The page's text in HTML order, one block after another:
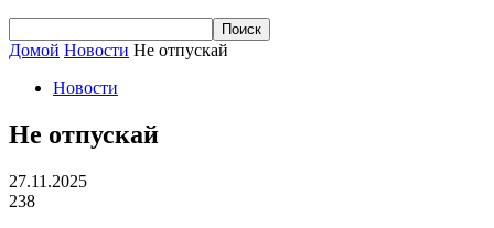
Домой Новости Не отпускай
Новости
Не отпускай
27.11.2025
238